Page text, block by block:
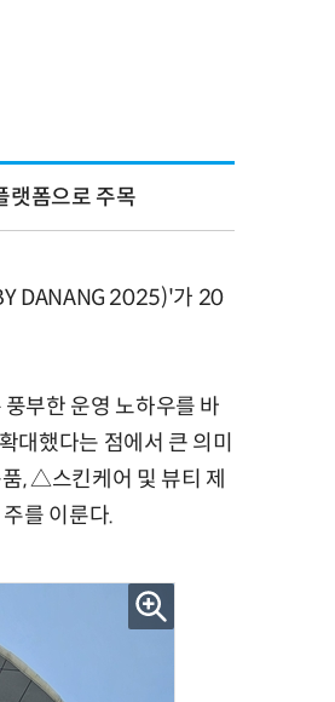
랫폼으로 주목
DANANG 2025)'가 20
부한 운영 노하우를 바
대했다는 점에서 큰 의미
, △스킨케어 및 뷰티 제
를 이룬다.